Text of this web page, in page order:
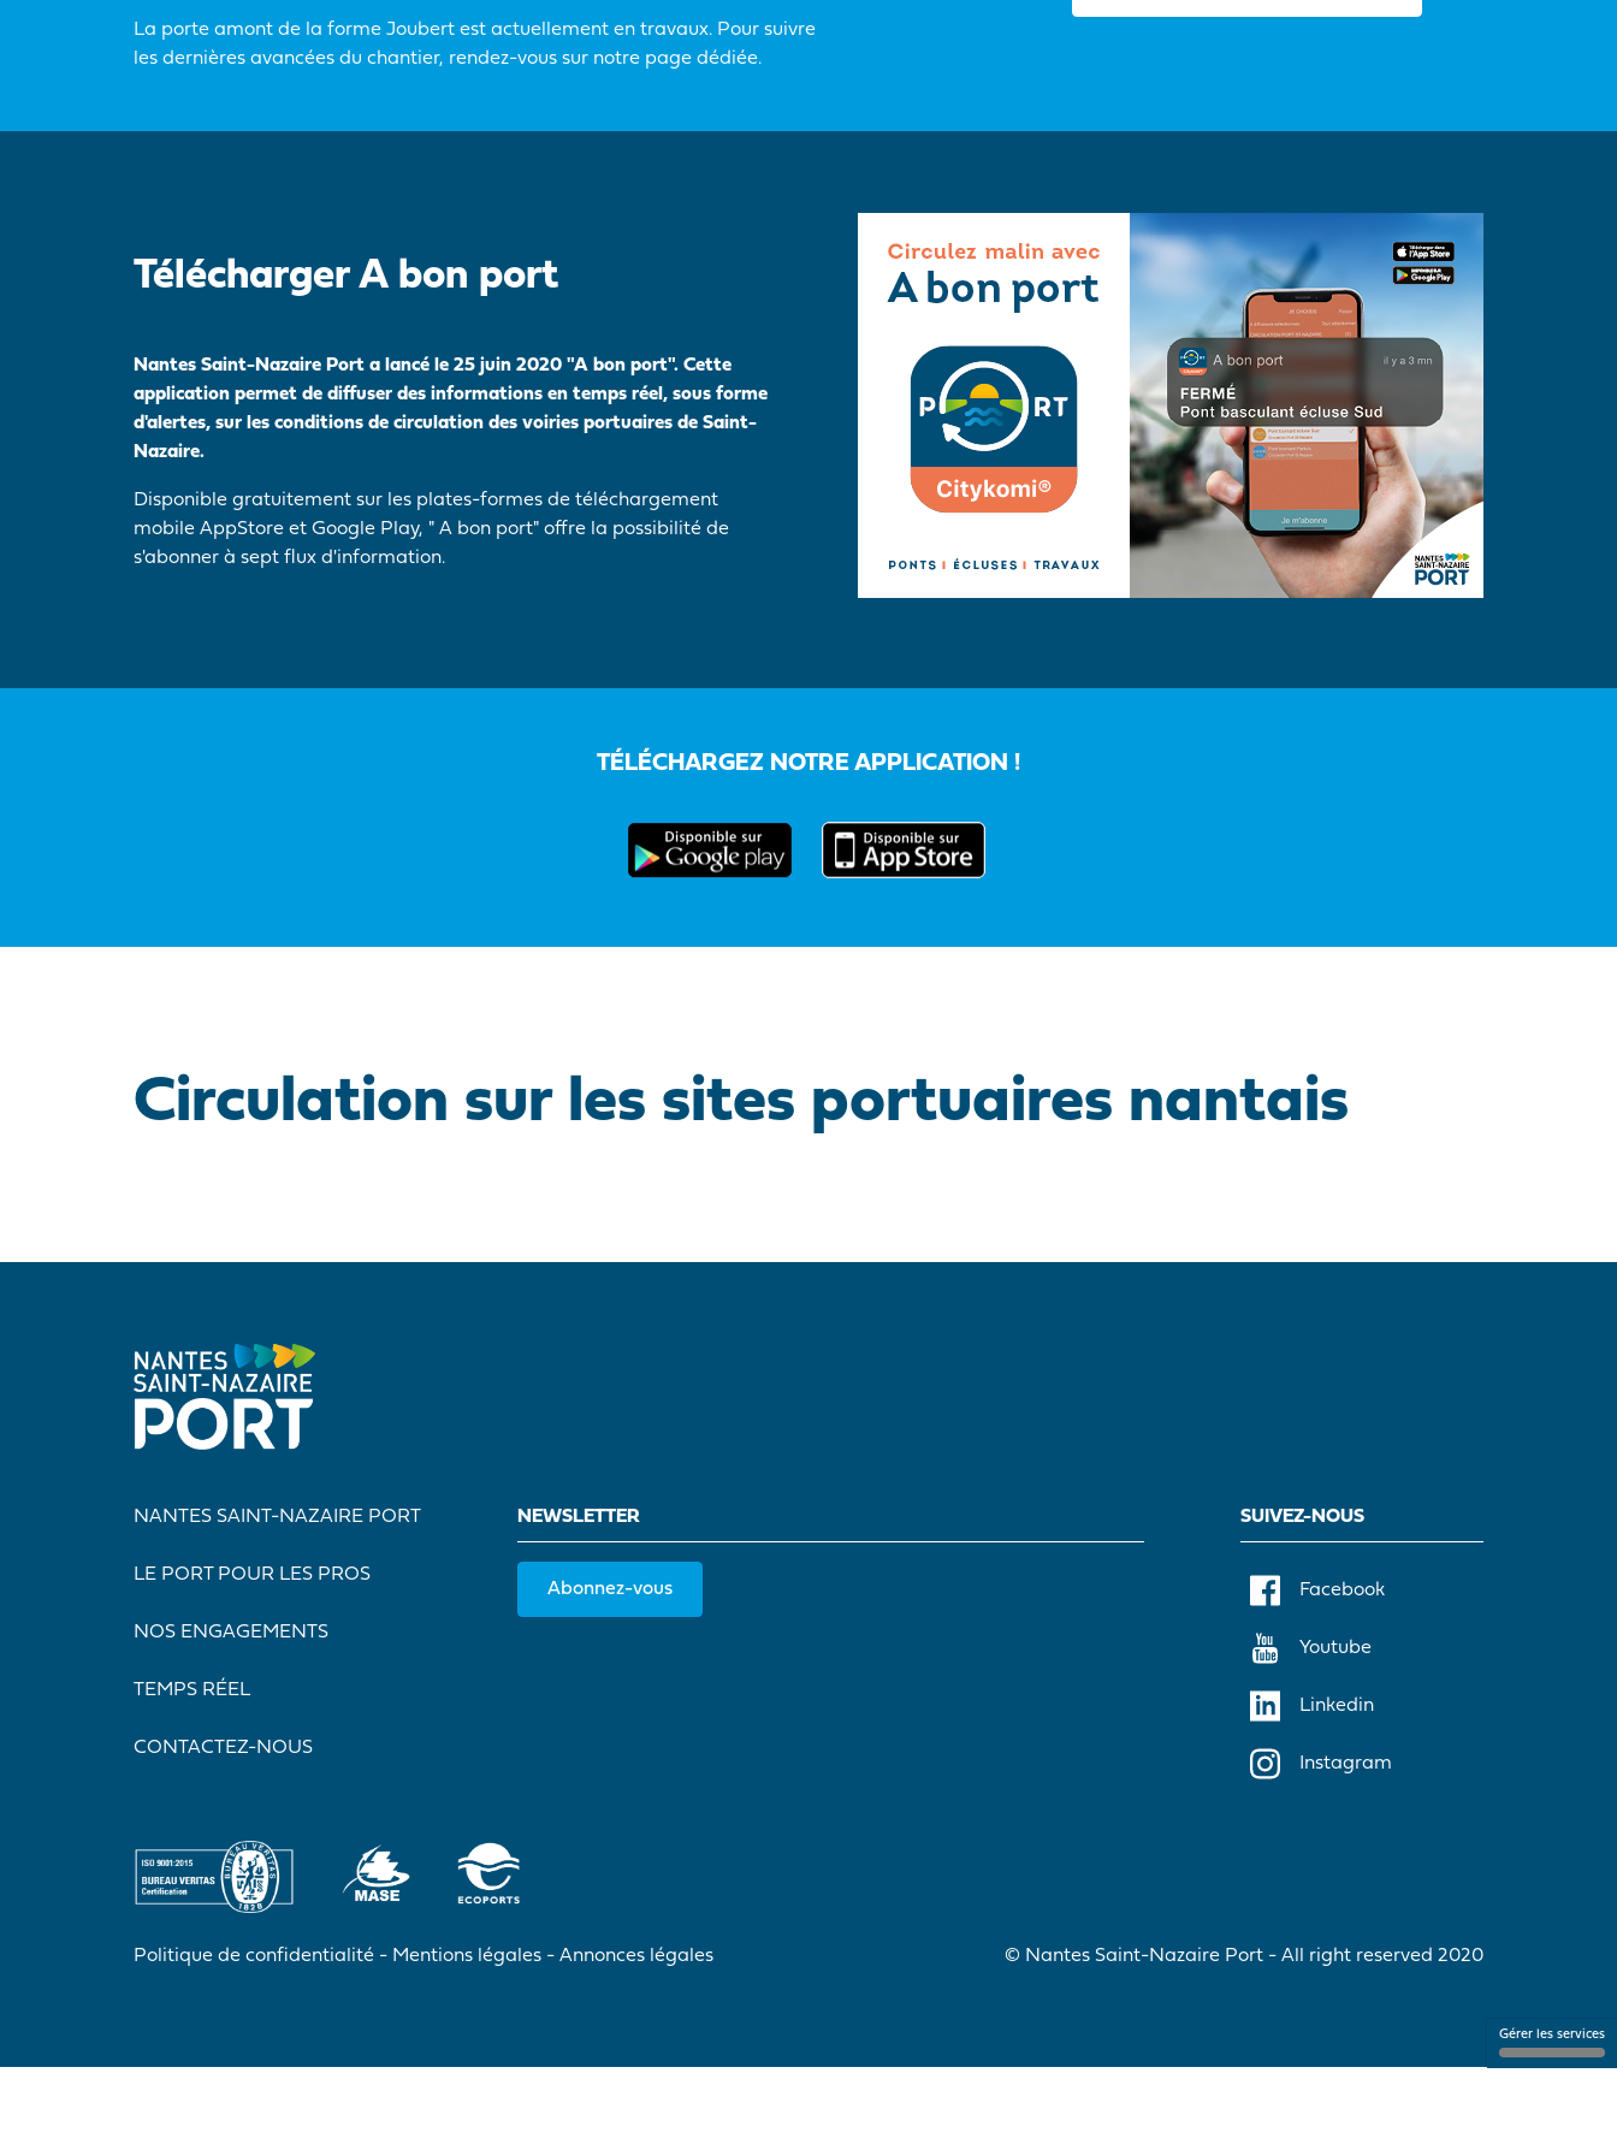
La porte amont de la forme Joubert est actuellement en travaux. Pour suivre
les dernières avancées du chantier, rendez-vous sur notre page dédiée.
Télécharger A bon port
Nantes Saint-Nazaire Port a lancé le 25 juin 2020 "A bon port". Cette
application permet de diffuser des informations en temps réel, sous forme
d'alertes, sur les conditions de circulation des voiries portuaires de Saint-
Nazaire.
Disponible gratuitement sur les plates-formes de téléchargement
mobile AppStore et Google Play, " A bon port" offre la possibilité de
s'abonner à sept flux d'information.
TÉLÉCHARGEZ NOTRE APPLICATION !
Circulation sur les sites portuaires nantais
NANTES SAINT-NAZAIRE PORT
LE PORT POUR LES PROS
NOS ENGAGEMENTS
TEMPS RÉEL
CONTACTEZ-NOUS
NEWSLETTER
Abonnez-vous
SUIVEZ-NOUS
Facebook
Youtube
Linkedin
Instagram
Politique de confidentialité Mentions légales Annonces légales © Nantes Saint-Nazaire Port - All right reserved 2020
Gérer les services